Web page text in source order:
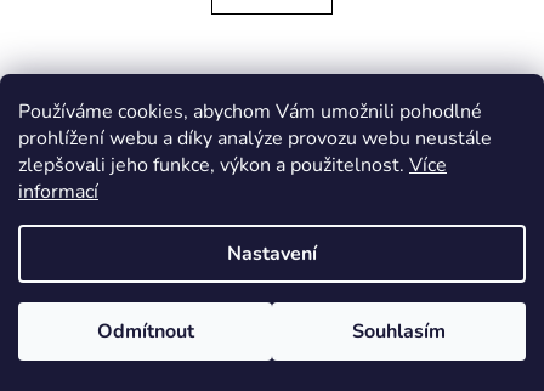
Používáme cookies, abychom Vám umožnili pohodlné
prohlížení webu a díky analýze provozu webu neustále
zlepšovali jeho funkce, výkon a použitelnost. Více
informací
Nastavení
Odmítnout Souhlasím